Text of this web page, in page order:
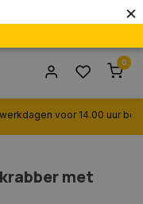
×
0
voor 14.00 uur
met